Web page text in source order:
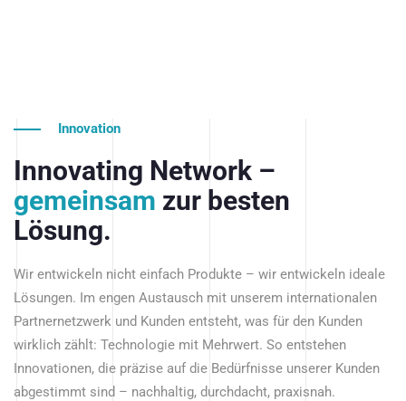
Innovation
Innovating Network –
gemeinsam zur besten
Lösung.
Wir entwickeln nicht einfach Produkte – wir entwickeln ideale
Lösungen. Im engen Austausch mit unserem internationalen
Partnernetzwerk und Kunden entsteht, was für den Kunden
wirklich zählt: Technologie mit Mehrwert. So entstehen
Innovationen, die präzise auf die Bedürfnisse unserer Kunden
abgestimmt sind – nachhaltig, durchdacht, praxisnah.